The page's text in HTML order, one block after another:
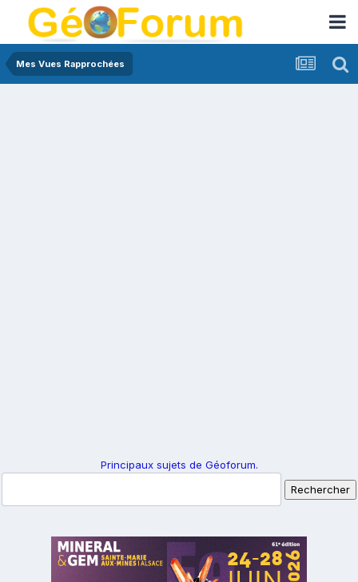
Mes Vues Rapprochées
Principaux sujets de Géoforum.